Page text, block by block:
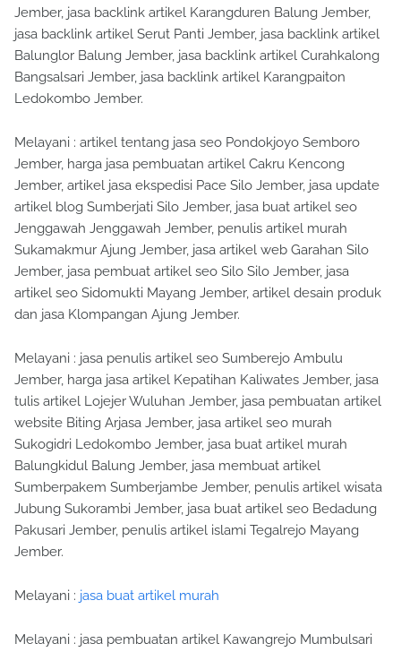
Jember, jasa backlink artikel Karangduren Balung Jember,
jasa backlink artikel Serut Panti Jember, jasa backlink artikel
Balunglor Balung Jember, jasa backlink artikel Curahkalong
Bangsalsari Jember, jasa backlink artikel Karangpaiton
Ledokombo Jember.
Melayani : artikel tentang jasa seo Pondokjoyo Semboro
Jember, harga jasa pembuatan artikel Cakru Kencong
Jember, artikel jasa ekspedisi Pace Silo Jember, jasa update
artikel blog Sumberjati Silo Jember, jasa buat artikel seo
Jenggawah Jenggawah Jember, penulis artikel murah
Sukamakmur Ajung Jember, jasa artikel web Garahan Silo
Jember, jasa pembuat artikel seo Silo Silo Jember, jasa
artikel seo Sidomukti Mayang Jember, artikel desain produk
dan jasa Klompangan Ajung Jember.
Melayani : jasa penulis artikel seo Sumberejo Ambulu
Jember, harga jasa artikel Kepatihan Kaliwates Jember, jasa
tulis artikel Lojejer Wuluhan Jember, jasa pembuatan artikel
website Biting Arjasa Jember, jasa artikel seo murah
Sukogidri Ledokombo Jember, jasa buat artikel murah
Balungkidul Balung Jember, jasa membuat artikel
Sumberpakem Sumberjambe Jember, penulis artikel wisata
Jubung Sukorambi Jember, jasa buat artikel seo Bedadung
Pakusari Jember, penulis artikel islami Tegalrejo Mayang
Jember.
Melayani : jasa buat artikel murah
Melayani : jasa pembuatan artikel Kawangrejo Mumbulsari